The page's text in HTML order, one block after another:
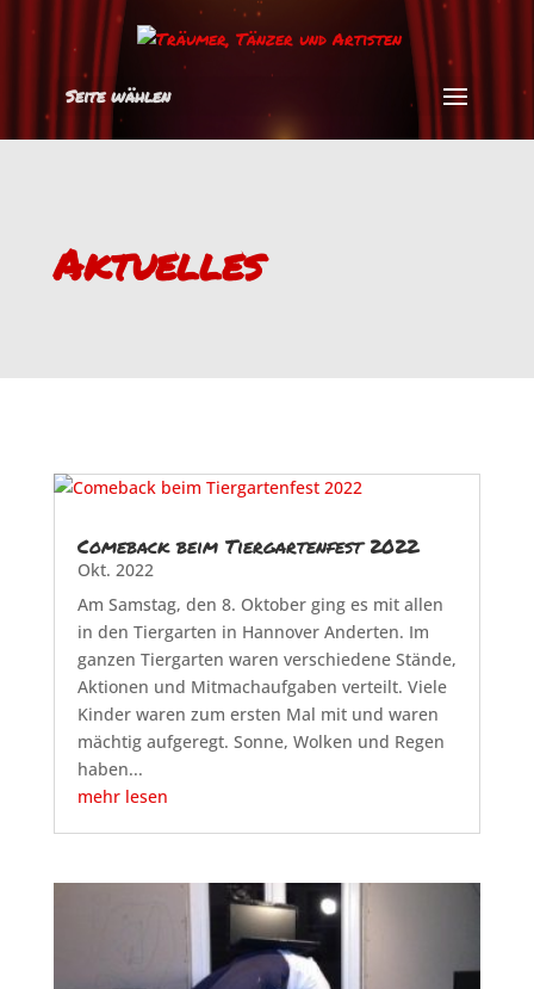
Seite wählen
Aktuelles
Comeback beim Tiergartenfest 2022
Okt. 2022
Am Samstag, den 8. Oktober ging es mit allen
in den Tiergarten in Hannover Anderten. Im
ganzen Tiergarten waren verschiedene Stände,
Aktionen und Mitmachaufgaben verteilt. Viele
Kinder waren zum ersten Mal mit und waren
mächtig aufgeregt. Sonne, Wolken und Regen
haben...
mehr lesen